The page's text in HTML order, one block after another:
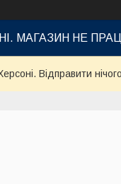
МАГАЗИН НЕ
Відправити